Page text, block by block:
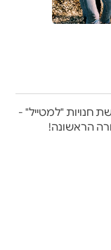
רשת חנויות "למטייל" -
הראשונה!